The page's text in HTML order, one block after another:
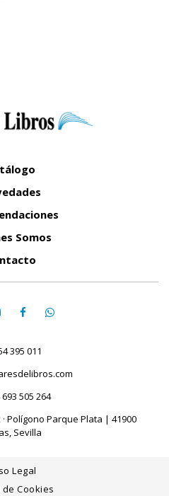
Somos
395 011
693 505 264
Polígono Parque Plata | 41900
Sevilla
Legal
Cookies